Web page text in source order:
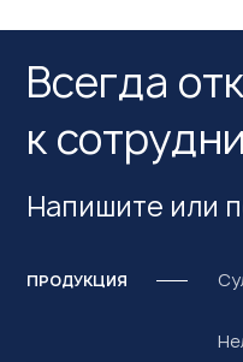
Всегда
к
Напишите или
ПРОДУКЦИЯ